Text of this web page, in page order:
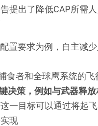
提出了降低CAP所需人
置要求为例，自主减
食者和全球鹰系统的
决策，例如与武器释
这一目标可以通过将起
现